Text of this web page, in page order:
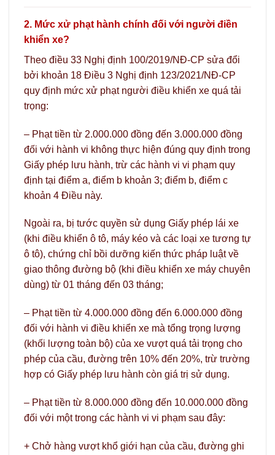
2. Mức xử phạt hành chính đối với người điền
khiển xe?
Theo điều 33 Nghị định 100/2019/NĐ-CP sửa đổi
bởi khoản 18 Điều 3 Nghị định 123/2021/NĐ-CP
quy định mức xử phạt người điều khiển xe quá tải
trọng:
– Phạt tiền từ 2.000.000 đồng đến 3.000.000 đồng
đối với hành vi không thực hiện đúng quy định trong
Giấy phép lưu hành, trừ các hành vi vi phạm quy
định tại điểm a, điểm b khoản 3; điểm b, điểm c
khoản 4 Điều này.
Ngoài ra, bị tước quyền sử dụng Giấy phép lái xe
(khi điều khiển ô tô, máy kéo và các loại xe tương tự
ô tô), chứng chỉ bồi dưỡng kiến thức pháp luật về
giao thông đường bộ (khi điều khiển xe máy chuyên
dùng) từ 01 tháng đến 03 tháng;
– Phạt tiền từ 4.000.000 đồng đến 6.000.000 đồng
đối với hành vi điều khiển xe mà tổng trọng lượng
(khối lượng toàn bộ) của xe vượt quá tải trọng cho
phép của cầu, đường trên 10% đến 20%, trừ trường
hợp có Giấy phép lưu hành còn giá trị sử dụng.
– Phạt tiền từ 8.000.000 đồng đến 10.000.000 đồng
đối với một trong các hành vi vi phạm sau đây:
+ Chở hàng vượt khổ giới hạn của cầu, đường ghi